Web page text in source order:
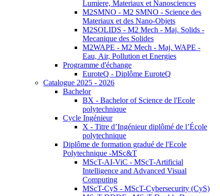
Lumiere, Materiaux et Nanosciences
M2SMNO - M2 SMNO - Science des
Materiaux et des Nano-Objets
M2SOLIDS - M2 Mech - Maj. Solids -
Mecanique des Solides
M2WAPE - M2 Mech - Maj. WAPE -
Eau, Air, Pollution et Energies
Programme d'échange
EuroteQ - Diplôme EuroteQ
Catalogue 2025 - 2026
Bachelor
BX - Bachelor of Science de l'Ecole
polytechnique
Cycle Ingénieur
X - Titre d’Ingénieur diplômé de l’École
polytechnique
Diplôme de formation gradué de l'Ecole
Polytechnique -MSc&T
MScT-AI-ViC - MScT-Artificial
Intelligence and Advanced Visual
Computing
MScT-CyS - MScT-Cybersecurity (CyS)